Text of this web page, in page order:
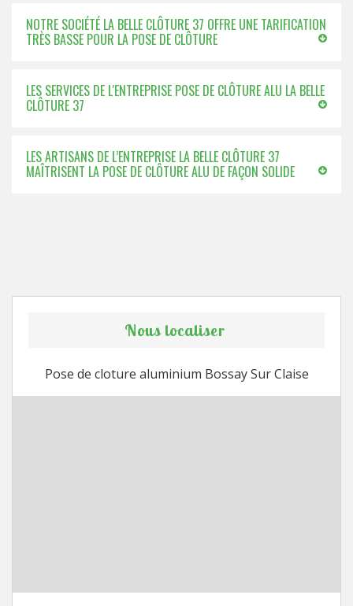
NOTRE SOCIÉTÉ LA BELLE CLÔTURE 37 OFFRE UNE TARIFICATION
TRÈS BASSE POUR LA POSE DE CLÔTURE
LES SERVICES DE L'ENTREPRISE POSE DE CLÔTURE ALU LA BELLE
CLÔTURE 37
LES ARTISANS DE L’ENTREPRISE LA BELLE CLÔTURE 37
MAÎTRISENT LA POSE DE CLÔTURE ALU DE FAÇON SOLIDE
Nous localiser
Pose de cloture aluminium Bossay Sur Claise